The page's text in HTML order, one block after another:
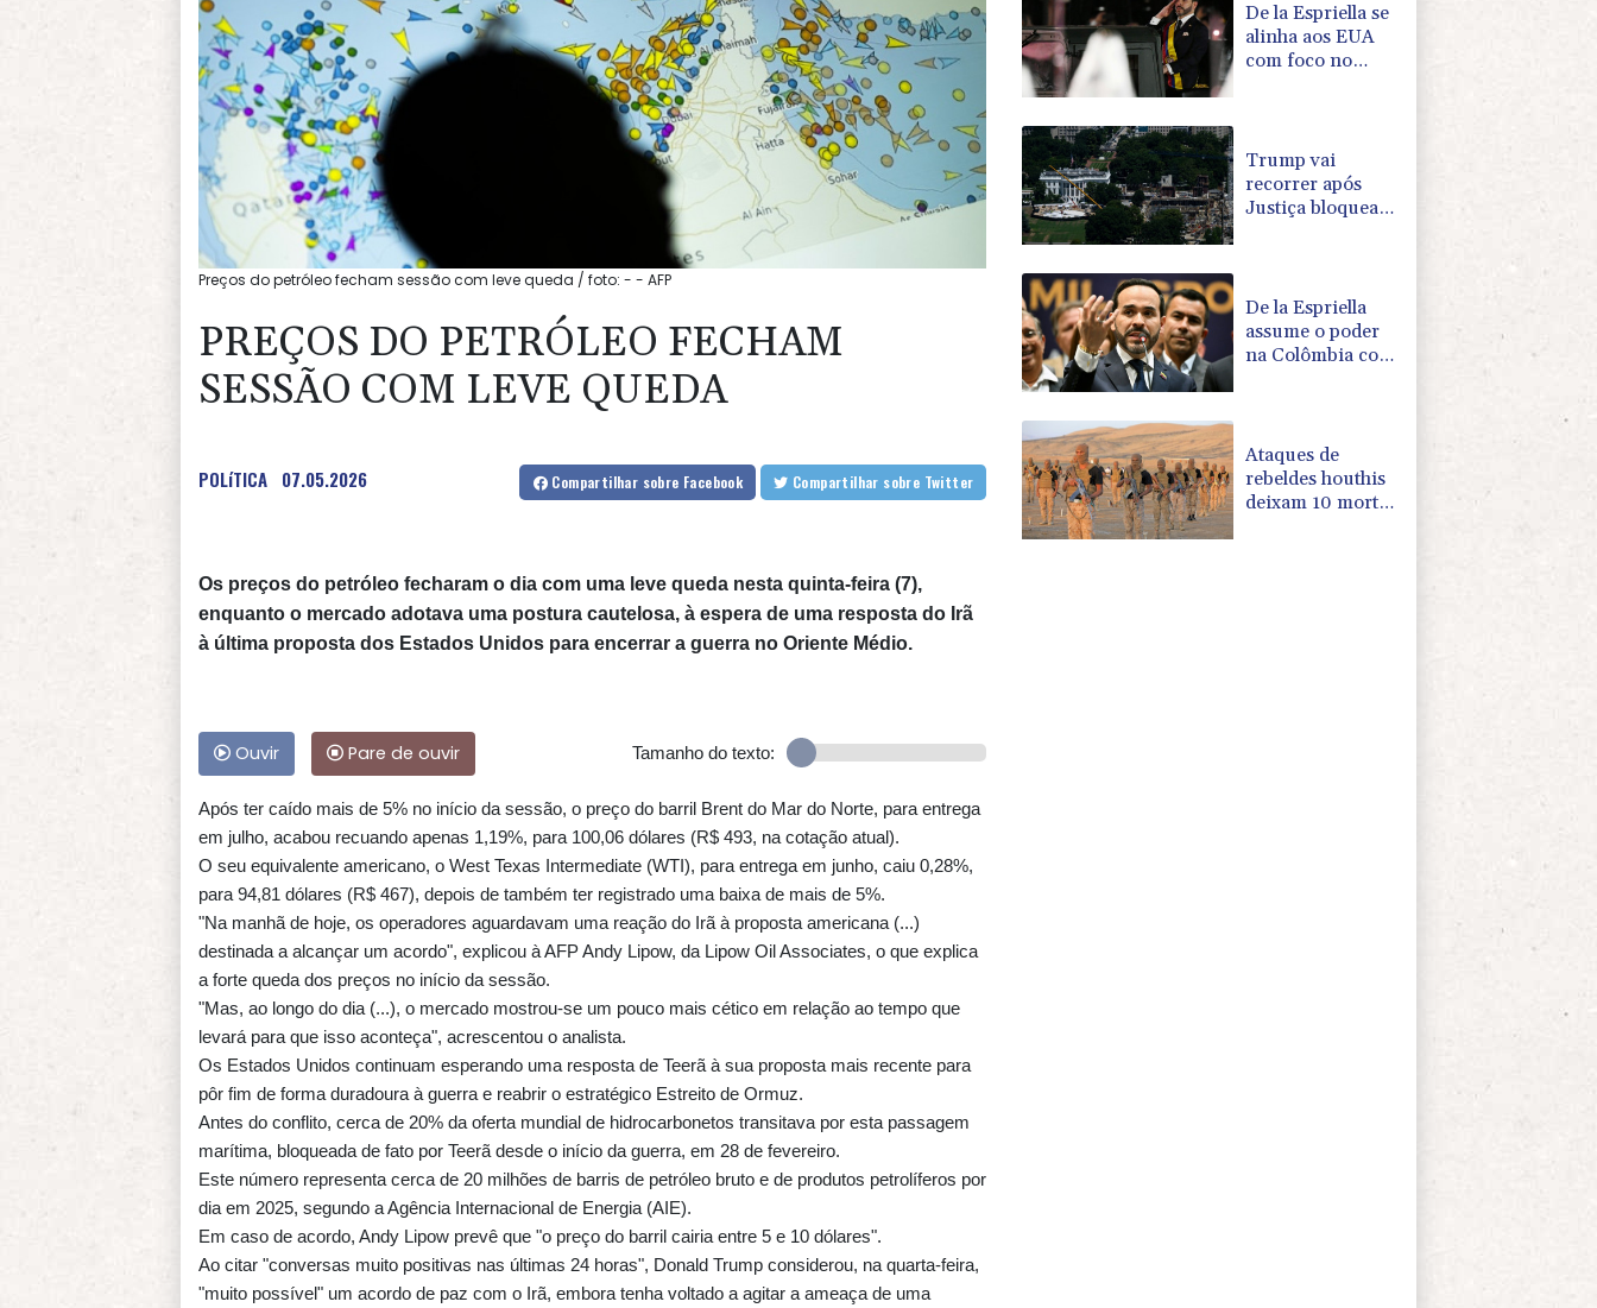
Preços do petróleo fecham sessão com leve queda / foto: - - AFP
PREÇOS DO PETRÓLEO FECHAM
SESSÃO COM LEVE QUEDA
POLíTICA 07.05.2026 Compartilhar sobre Facebook Compartilhar sobre Twitter
Os preços do petróleo fecharam o dia com uma leve queda nesta quinta-feira (7),
enquanto o mercado adotava uma postura cautelosa, à espera de uma resposta do Irã
à última proposta dos Estados Unidos para encerrar a guerra no Oriente Médio.
Ouvir Pare de ouvir Tamanho do texto:
Após ter caído mais de 5% no início da sessão, o preço do barril Brent do Mar do Norte, para entrega
em julho, acabou recuando apenas 1,19%, para 100,06 dólares (R$ 493, na cotação atual).
O seu equivalente americano, o West Texas Intermediate (WTI), para entrega em junho, caiu 0,28%,
para 94,81 dólares (R$ 467), depois de também ter registrado uma baixa de mais de 5%.
"Na manhã de hoje, os operadores aguardavam uma reação do Irã à proposta americana (...)
destinada a alcançar um acordo", explicou à AFP Andy Lipow, da Lipow Oil Associates, o que explica
a forte queda dos preços no início da sessão.
"Mas, ao longo do dia (...), o mercado mostrou-se um pouco mais cético em relação ao tempo que
levará para que isso aconteça", acrescentou o analista.
Os Estados Unidos continuam esperando uma resposta de Teerã à sua proposta mais recente para
pôr fim de forma duradoura à guerra e reabrir o estratégico Estreito de Ormuz.
Antes do conflito, cerca de 20% da oferta mundial de hidrocarbonetos transitava por esta passagem
marítima, bloqueada de fato por Teerã desde o início da guerra, em 28 de fevereiro.
Este número representa cerca de 20 milhões de barris de petróleo bruto e de produtos petrolíferos por
dia em 2025, segundo a Agência Internacional de Energia (AIE).
Em caso de acordo, Andy Lipow prevê que "o preço do barril cairia entre 5 e 10 dólares".
Ao citar "conversas muito positivas nas últimas 24 horas", Donald Trump considerou, na quarta-feira,
"muito possível" um acordo de paz com o Irã, embora tenha voltado a agitar a ameaça de uma
De la Espriella se
alinha aos EUA
com foco no
Trump vai
recorrer após
Justiça bloquear
De la Espriella
assume o poder
na Colômbia com
Ataques de
rebeldes houthis
deixam 10 mortos